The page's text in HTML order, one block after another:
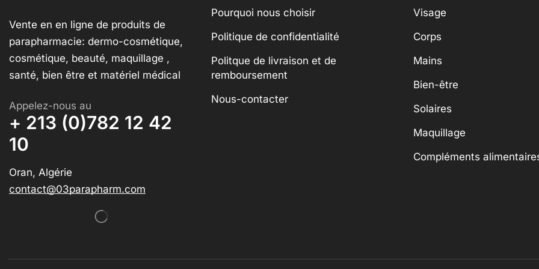
Vente en en ligne de produits de
parapharmacie: dermo-cosmétique,
cosmétique, beauté, maquillage ,
santé, bien être et matériel médical
Appelez-nous au
+ 213 (0)782 12 42
10
Oran, Algérie
contact@03parapharm.com
Pourquoi nous choisir
Politique de confidentialité
Politque de livraison et de
remboursement
Nous-contacter
Visage
Corps
Mains
Bien-être
Solaires
Maquillage
Compléments